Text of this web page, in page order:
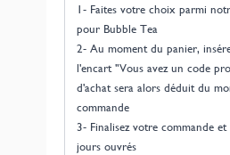
1- Faites votre choix parmi
pour Bubble Tea
2- Au moment du panier,
l'encart "Vous avez un code
d'achat sera alors déduit du
commande
3- Finalisez votre commande et
jours ouvrés